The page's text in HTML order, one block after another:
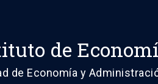
de
de Economía y